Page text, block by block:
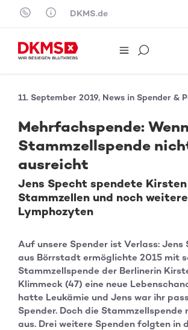
Skip to content
DKMS.de
11. September 2019, News in Spender &
Mehrfachspende:
Stammzellspende
ausreicht
Jens Specht spendete Kirsten
Stammzellen und noch
Lymphozyten
Auf unsere Spender ist Verlass: Jens
aus Börrstadt ermöglichte 2015 mit
Stammzellspende der Berlinerin
Klimmeck (47) eine neue
hatte Leukämie und Jens war ihr
Spender. Doch die
aus. Drei weitere Spenden folgten in